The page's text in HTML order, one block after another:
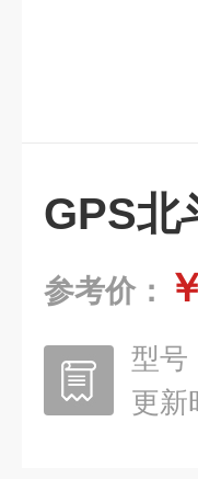
GPS北
参考价：
型号
更新